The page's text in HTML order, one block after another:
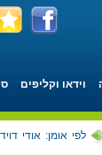
וידאו וקליפים
לפי אומן: אודי